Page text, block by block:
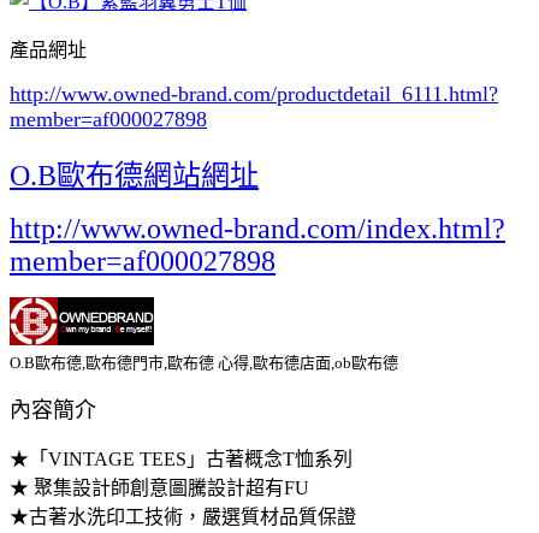
產品網址
http://www.owned-brand.com/productdetail_6111.html?
member=af000027898
O.B歐布德網站網址
http://www.owned-brand.com/index.html?
member=af000027898
O.B歐布德,歐布德門市,歐布德 心得,歐布德店面,ob歐布德
內容簡介
★「VINTAGE TEES」古著概念T恤系列
★ 聚集設計師創意圖騰設計超有FU
★古著水洗印工技術，嚴選質材品質保證